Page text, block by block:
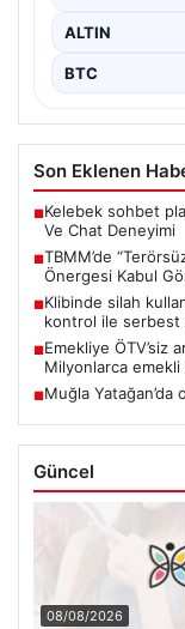
ALTIN
BTC
Son Eklenen
■Kelebek sohbet
Ve Chat Deneyimi
■TBMM’de
Önergesi Kabul
■Klibinde silah
kontrol ile serbest
■Emekliye ÖTV’siz
Milyonlarca
■Muğla Yatağan’da
Güncel
08/08/2026